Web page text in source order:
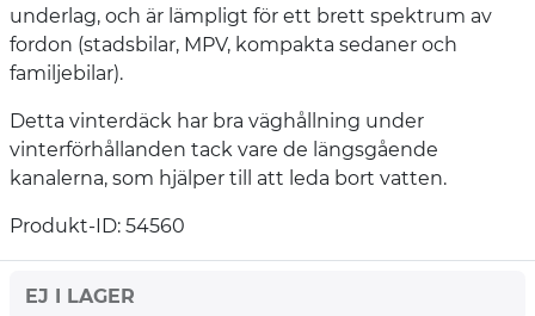
underlag, och är lämpligt för ett brett spektrum av
fordon (stadsbilar, MPV, kompakta sedaner och
familjebilar).
Detta vinterdäck har bra väghållning under
vinterförhållanden tack vare de längsgående
kanalerna, som hjälper till att leda bort vatten.
Produkt-ID: 54560
EJ I LAGER